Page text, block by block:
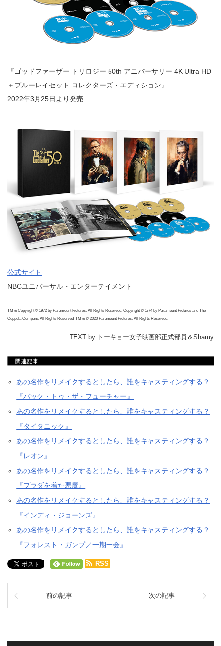
『ゴッドファーザー トリロジー 50th アニバーサリー 4K Ultra HD
＋ブルーレイセット コレクターズ・エディション』
2022年3月25日より発売
公式サイト
NBCユニバーサル・エンターテイメント
TM & Copyright © 1972 by Paramount Pictures. All Rights Reserved. Copyright © 1974 by Paramount Pictures and The
Coppola Company. All Rights Reserved. TM & © 2020 Paramount Pictures. All Rights Reserved.
TEXT by トーキョー女子映画部正式部員＆Shamy
あの名作をリメイクするとしたら、誰をキャスティングする？
『バック・トゥ・ザ・フューチャー』
あの名作をリメイクするとしたら、誰をキャスティングする？
『タイタニック』
あの名作をリメイクするとしたら、誰をキャスティングする？
『レオン』
あの名作をリメイクするとしたら、誰をキャスティングする？
『プラダを着た悪魔』
あの名作をリメイクするとしたら、誰をキャスティングする？
『インディ・ジョーンズ』
あの名作をリメイクするとしたら、誰をキャスティングする？
『フォレスト・ガンプ／一期一会』
RSS
前の記事 次の記事